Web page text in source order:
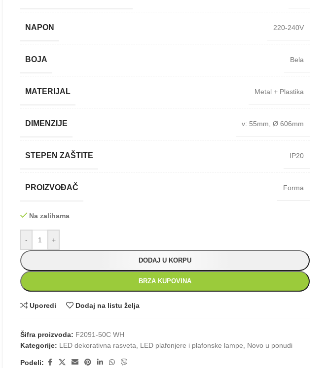
NAPON 220-240V
BOJA Bela
MATERIJAL Metal + Plastika
DIMENZIJE v: 55mm Ø 606mm
STEPEN ZAŠTITE IP20
PROIZVOĐAČ Forma
Na zalihama
- +
DODAJ U KORPU
BRZA KUPOVINA
Uporedi Dodaj na listu želja
Šifra proizvoda: F2091-50C WH
Kategorije: LED dekorativna rasveta LED plafonjere i plafonske lampe Novo u ponudi
Podeli: